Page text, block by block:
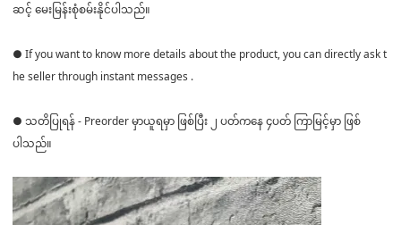
ဆင့် မေးမြန်းစုံစမ်းနိုင်ပါသည်။
● If you want to know more details about the product, you can directly ask t
he seller through instant messages .
● သတိပြုရန် - Preorder မှာယူရမှာ ဖြစ်ပြီး ၂ ပတ်ကနေ ၄ပတ် ကြာမြင့်မှာ ဖြစ်
ပါသည်။